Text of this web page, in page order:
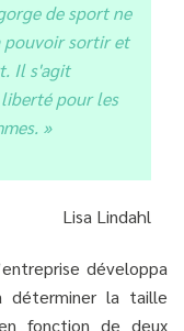
de sport ne
pouvoir sortir et
Il s'agit
pour les
»
Lisa Lindahl
développa
déterminer la taille
fonction de deux